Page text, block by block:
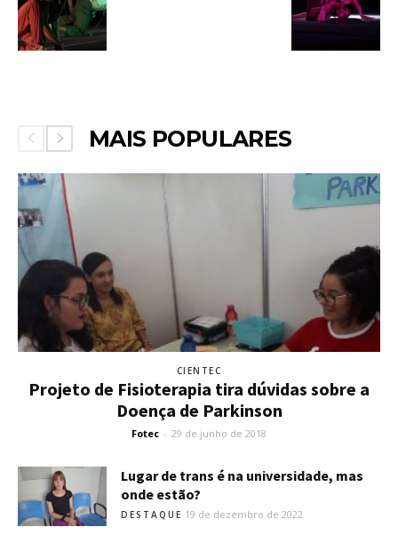
MAIS POPULARES
CIENTEC
Projeto de Fisioterapia tira dúvidas sobre a
Doença de Parkinson
Fotec - 29 de junho de 2018
Lugar de trans é na universidade, mas
onde estão?
DESTAQUE 19 de dezembro de 2022